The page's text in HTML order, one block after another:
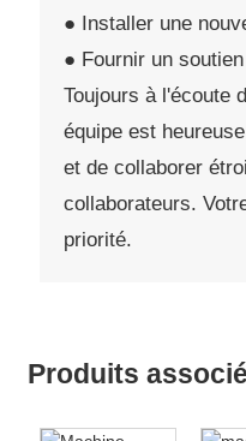
● Installer une
● Fournir un
Toujours à l'écoute
équipe est
et de collaborer
collaborateurs.
priorité.
Produits